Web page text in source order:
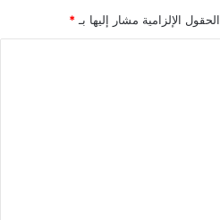
الحقول الإلزامية مشار إليها بـ*